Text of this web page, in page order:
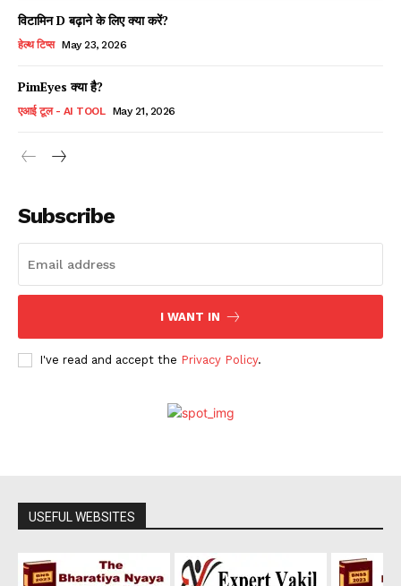
विटामिन D बढ़ाने के लिए क्या करें?
हेल्थ टिप्स May 23, 2026
PimEyes क्या है?
एआई टूल - AI TOOL May 21, 2026
Subscribe
I WANT IN
I've read and accept the Privacy Policy.
USEFUL WEBSITES